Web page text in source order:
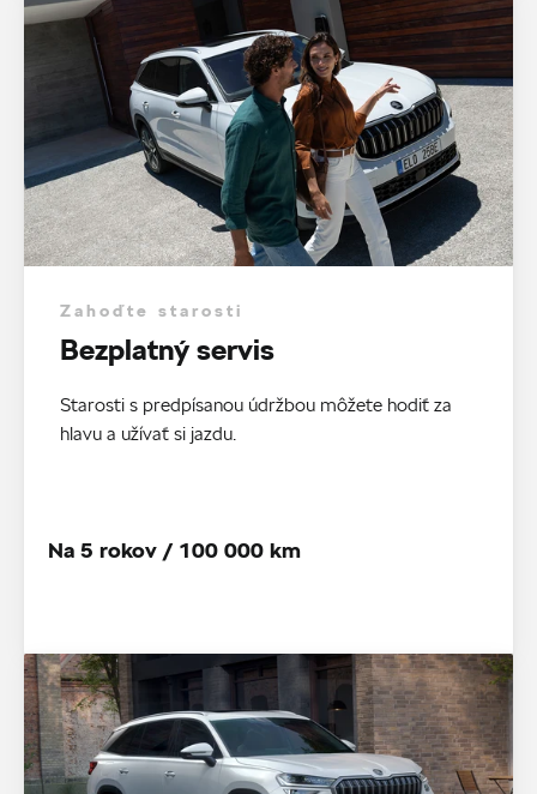
Zahoďte starosti
Bezplatný servis
Starosti s predpísanou údržbou môžete hodiť za
hlavu a užívať si jazdu.
Na 5 rokov / 100 000 km